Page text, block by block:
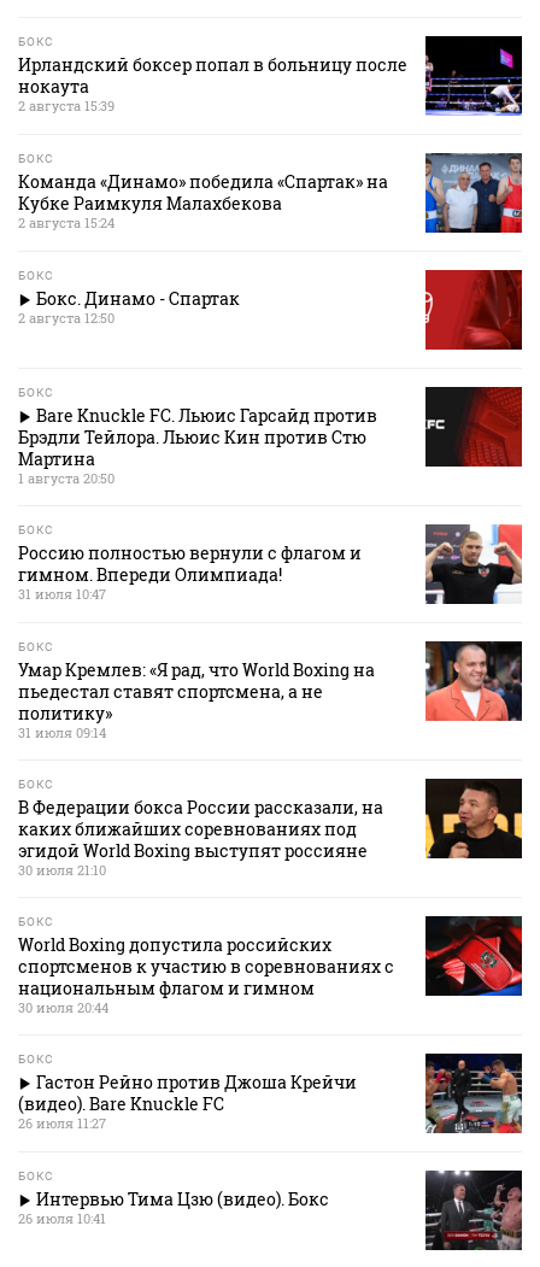
БОКС
Ирландский боксер попал в больницу после
нокаута
2 августа 15:39
БОКС
Команда «Динамо» победила «Спартак» на
Кубке Раимкуля Малахбекова
2 августа 15:24
БОКС
Бокс. Динамо - Спартак
2 августа 12:50
БОКС
Bare Knuckle FC. Льюис Гарсайд против
Брэдли Тейлора. Льюис Кин против Стю
Мартина
1 августа 20:50
БОКС
Россию полностью вернули с флагом и
гимном. Впереди Олимпиада!
31 июля 10:47
БОКС
Умар Кремлев: «Я рад, что World Boxing на
пьедестал ставят спортсмена, а не
политику»
31 июля 09:14
БОКС
В Федерации бокса России рассказали, на
каких ближайших соревнованиях под
эгидой World Boxing выступят россияне
30 июля 21:10
БОКС
World Boxing допустила российских
спортсменов к участию в соревнованиях с
национальным флагом и гимном
30 июля 20:44
БОКС
Гастон Рейно против Джоша Крейчи
(видео). Bare Knuckle FC
26 июля 11:27
БОКС
Интервью Тима Цзю (видео). Бокс
26 июля 10:41